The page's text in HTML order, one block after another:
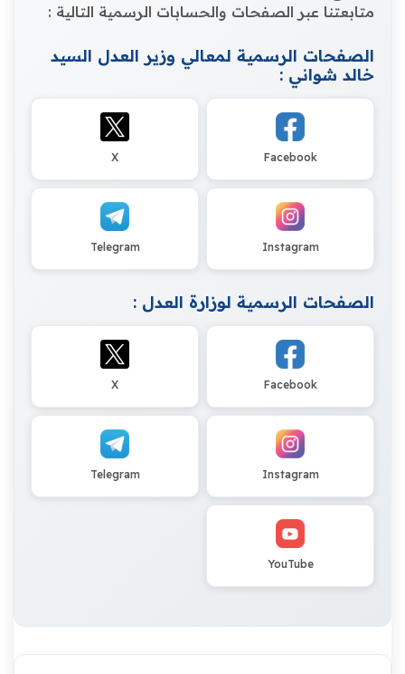
متابعتنا عبر الصفحات والحسابات الرسمية التالية :
الصفحات الرسمية لمعالي وزير العدل السيد
خالد شواني :
Facebook
X
Instagram
Telegram
الصفحات الرسمية لوزارة العدل :
Facebook
X
Instagram
Telegram
YouTube